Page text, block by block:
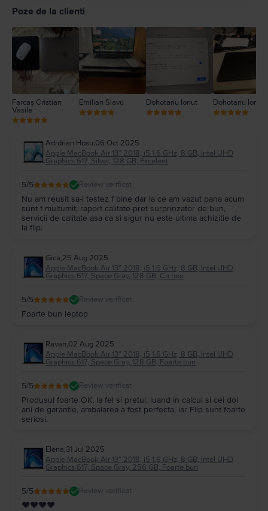
Poze de la clienti
Farcaș Cristian
Vasile
Emilian Slavu Dohotariu Ionut Dohotariu Ionut
Adrdrian Hosu,06 Oct 2025
Apple MacBook Air 13″ 2018, i5 1.6 GHz, 8 GB, Intel UHD
Graphics 617, Silver, 128 GB, Excelent
5/5 Review verificat
Nu am reusit sa-l testez f bine dar la ce am vazut pana acum
sunt f multumit; raport calitate-pret surprinzator de bun,
servicii de calitate asa ca si sigur nu este ultima achizitie de
la flip.
Gica,25 Aug 2025
Apple MacBook Air 13″ 2018, i5 1.6 GHz, 8 GB, Intel UHD
Graphics 617, Space Gray, 128 GB, Ca nou
5/5 Review verificat
Foarte bun leptop
Ravan,02 Aug 2025
Apple MacBook Air 13″ 2018, i5 1.6 GHz, 8 GB, Intel UHD
Graphics 617, Space Gray, 128 GB, Foarte bun
5/5 Review verificat
Produsul foarte OK, la fel si pretul, luand in calcul si cei doi
ani de garantie, ambalarea a fost perfecta, iar Flip sunt foarte
seriosi.
Elena,31 Jul 2025
Apple MacBook Air 13″ 2018, i5 1.6 GHz, 8 GB, Intel UHD
Graphics 617, Space Gray, 256 GB, Foarte bun
5/5 Review verificat
❤❤❤❤